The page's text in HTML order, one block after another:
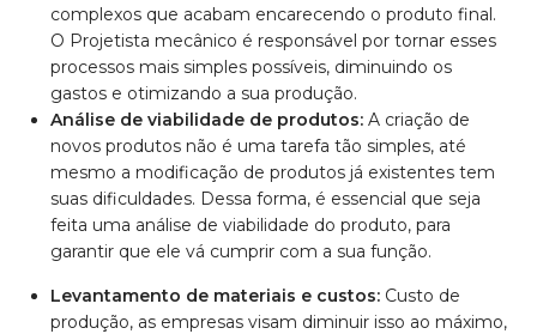
complexos que acabam encarecendo o produto final.
O Projetista mecânico é responsável por tornar esses
processos mais simples possíveis, diminuindo os
gastos e otimizando a sua produção.
Análise de viabilidade de produtos:A criação de
novos produtos não é uma tarefa tão simples, até
mesmo a modificação de produtos já existentes tem
suas dificuldades. Dessa forma, é essencial que seja
feita uma análise de viabilidade do produto, para
garantir que ele vá cumprir com a sua função.
Levantamento de materiais e custos: Custo de
produção, as empresas visam diminuir isso ao máximo,